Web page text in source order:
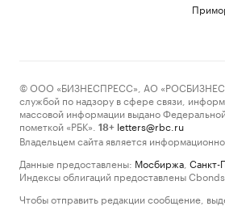
© ООО «БИЗНЕСПРЕСС», АО
службой по надзору в сфере связи,
массовой информации выдано
пометкой «РБК».
18+ letters@rbc.ru
Владельцем сайта является
Данные предоставлены: Мосбиржа Санкт-
Индексы облигаций предоставлены Cbonds.
Чтобы отправить редакции сообщение,